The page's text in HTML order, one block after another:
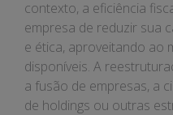
contexto, a eficiência
empresa de reduzir sua
e ética, aproveitando ao
disponíveis. A
a fusão de empresas, a
de holdings ou outras